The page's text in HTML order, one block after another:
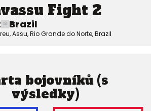
Fight 2
Brazil
Assu, Rio Grande do Norte, Brazil
bojovníků (s
výsledky)